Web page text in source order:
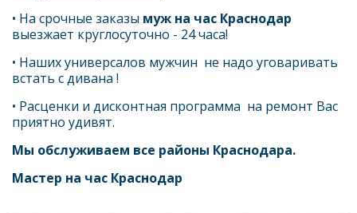
• На срочные заказы
выезжает круглосуточно - 24 часа!
• Наших универсалов мужчин  не надо уговаривать
встать с дивана !
• Расценки и дисконтная программа  на ремонт Вас
приятно удивят.
Мы обслуживаем все районы Краснодара.
Мастер на час Краснодар